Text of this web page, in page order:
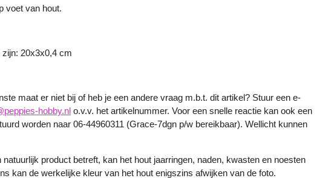
voet van hout.
zijn: 20x3x0,4 cm
maat er niet bij of heb je een andere vraag m.b.t. dit artikel? Stuur een e-
hobby.nl o.v.v. het artikelnummer. Voor een snelle reactie kan ook een
worden naar 06-44960311 (Grace-7dgn p/w bereikbaar). Wellicht kunnen
natuurlijk product betreft, kan het hout jaarringen, naden, kwasten en noesten
kan de werkelijke kleur van het hout enigszins afwijken van de foto.